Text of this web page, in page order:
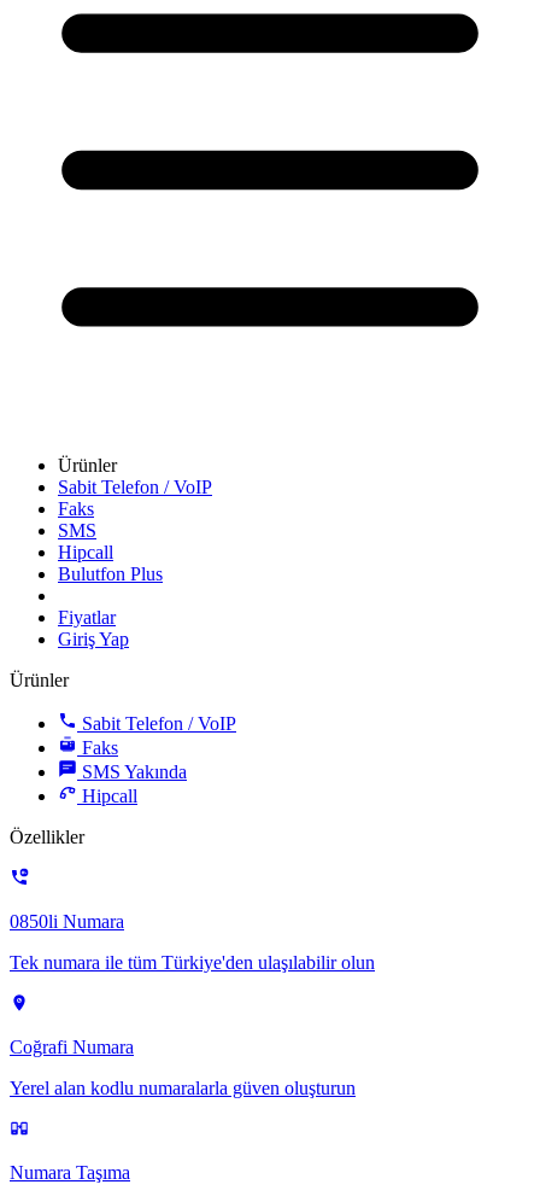
Ürünler
Sabit Telefon / VoIP
Faks
SMS
Hipcall
Bulutfon Plus
Fiyatlar
Giriş Yap
Ürünler
Sabit Telefon / VoIP
Faks
SMS Yakında
Hipcall
Özellikler
0850li Numara
Tek numara ile tüm Türkiye'den ulaşılabilir olun
Coğrafi Numara
Yerel alan kodlu numaralarla güven oluşturun
Numara Taşıma